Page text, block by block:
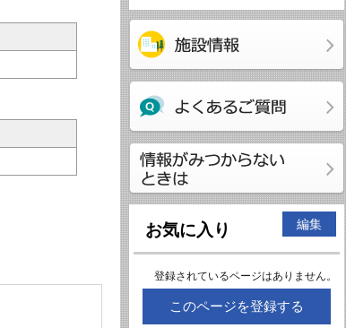
お気に入り 編集
登録されているページはありません。
このページを登録する